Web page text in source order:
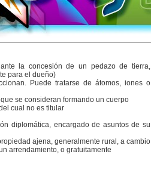
la concesión de un pedazo de tierra,
para el dueño)
Puede tratarse de átomos, iones o
se consideran formando un cuerpo
cual no es titular
diplomática, encargado de asuntos de su
ajena, generalmente rural, a cambio
arrendamiento, o gratuitamente